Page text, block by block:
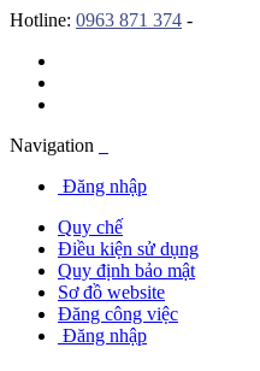
Hotline: 0963 871 374 -
Navigation
Đăng nhập
Quy chế
Điều kiện sử dụng
Quy định bảo mật
Sơ đồ website
Đăng công việc
Đăng nhập